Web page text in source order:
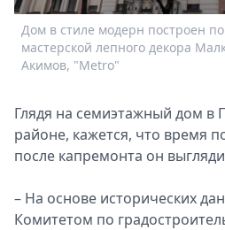
2026
Скачай
Metro
Дом в стиле модерн построен по
мастерской лепного декора
Акимов, "Metro"
Глядя на семиэтажный дом в
районе, кажется, что время
после капремонта он
– На основе исторических
Комитетом по